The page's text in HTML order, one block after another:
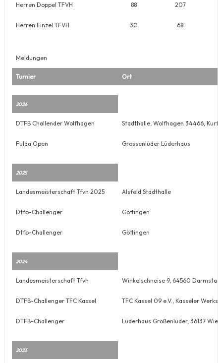
Herren Doppel TFVH 88 207
Herren Einzel TFVH 30 68
Meldungen
Turnier Ort
2026
DTFB Challender Wolfhagen Stadthalle, Wolfhagen 34466,
Fulda Open Grossenlüder Lüderhaus
2025
Landesmeisterschaft Tfvh 2025 Alsfeld Stadthalle
Dtfb-Challenger Göttingen
Dtfb-Challenger Göttingen
2024
Landesmeisterschaft Tfvh Winkelschneise 9, 64560
DTFB-Challenger TFC Kassel TFC Kassel 09 e.V., Kasseler
DTFB-Challenger Lüderhaus Großenlüder, 36137
2023